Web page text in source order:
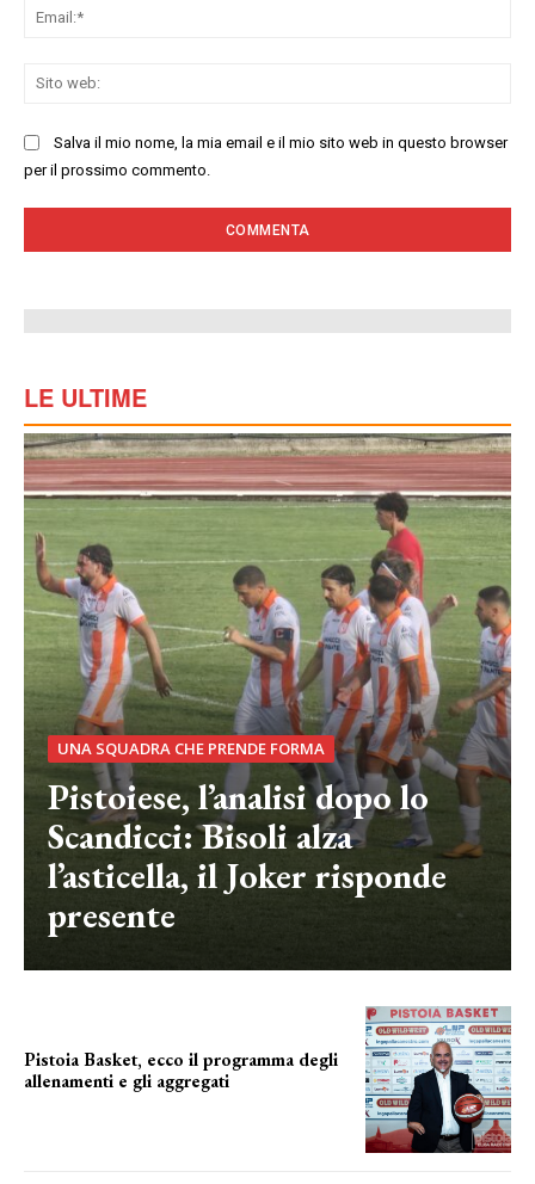
Salva il mio nome, la mia email e il mio sito web in questo browser
per il prossimo commento.
LE ULTIME
UNA SQUADRA CHE PRENDE FORMA
Pistoiese, l’analisi dopo lo
Scandicci: Bisoli alza
l’asticella, il Joker risponde
presente
Pistoia Basket, ecco il programma degli
allenamenti e gli aggregati